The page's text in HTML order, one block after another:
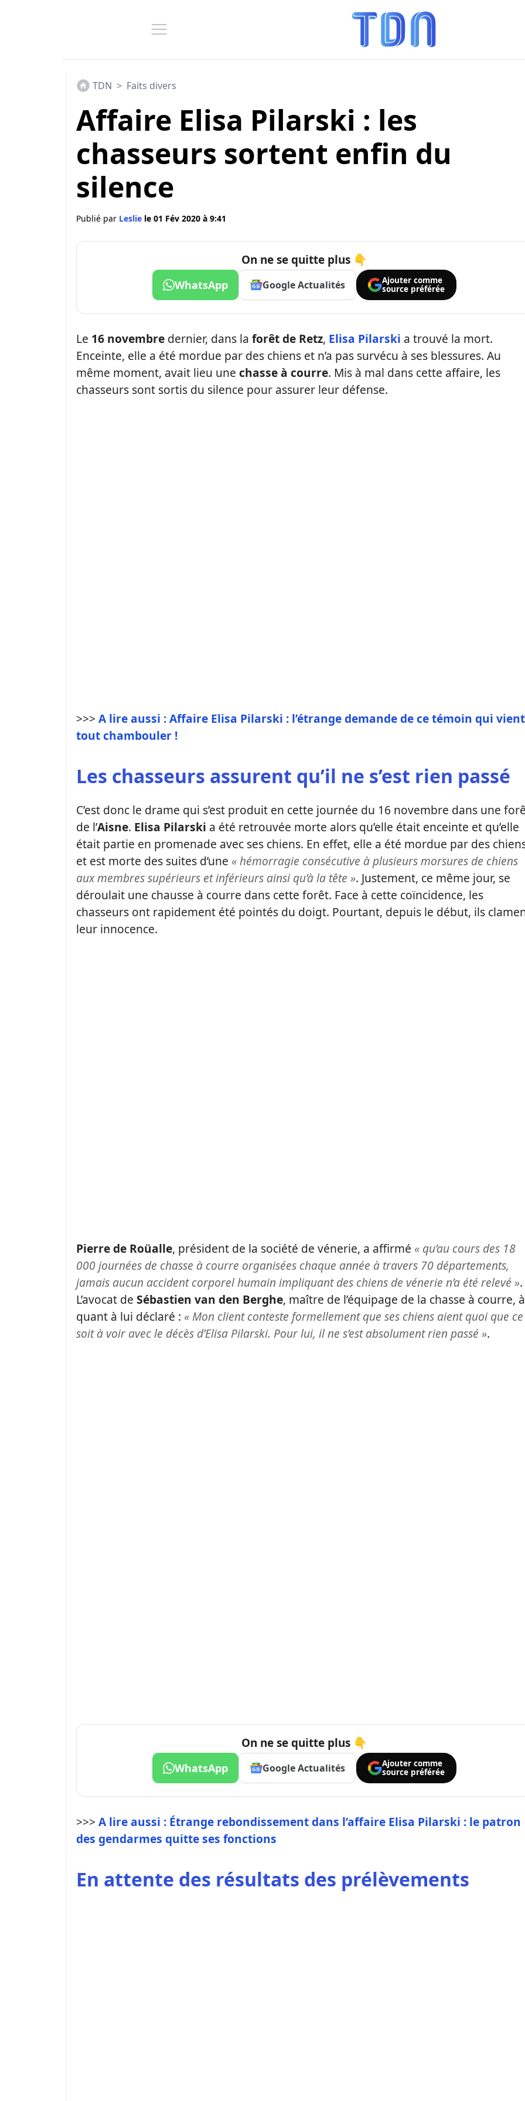
TDN > Faits divers
Affaire Elisa Pilarski : les
chasseurs sortent enfin du
silence
Publié par Leslie le 01 Fév 2020 à 9:41
On ne se quitte plus 👇
WhatsApp Google Actualités
Ajouter comme
source préférée
Le 16 novembre dernier, dans la forêt de Retz, Elisa Pilarski a trouvé la mort.
Enceinte, elle a été mordue par des chiens et n’a pas survécu à ses blessures. Au
même moment, avait lieu une chasse à courre. Mis à mal dans cette affaire, les
chasseurs sont sortis du silence pour assurer leur défense.
>>> A lire aussi : Affaire Elisa Pilarski : l’étrange demande de ce témoin qui vient
tout chambouler !
Les chasseurs assurent qu’il ne s’est rien passé
C’est donc le drame qui s’est produit en cette journée du 16 novembre dans une
de l’Aisne. Elisa Pilarski a été retrouvée morte alors qu’elle était enceinte et qu’elle
était partie en promenade avec ses chiens. En effet, elle a été mordue par des
et est morte des suites d’une « hémorragie consécutive à plusieurs morsures de chiens
aux membres supérieurs et inférieurs ainsi qu’à la tête ». Justement, ce même jour, se
déroulait une chausse à courre dans cette forêt. Face à cette coïncidence, les
chasseurs ont rapidement été pointés du doigt. Pourtant, depuis le début, ils
leur innocence.
Pierre de Roüalle, président de la société de vénerie, a affirmé « qu’au cours des 18
000 journées de chasse à courre organisées chaque année à travers 70 départements,
jamais aucun accident corporel humain impliquant des chiens de vénerie n’a été relevé ».
L’avocat de Sébastien van den Berghe, maître de l’équipage de la chasse à courre, à
quant à lui déclaré : « Mon client conteste formellement que ses chiens aient quoi que ce
soit à voir avec le décès d’Elisa Pilarski. Pour lui, il ne s’est absolument rien passé ».
On ne se quitte plus 👇
WhatsApp Google Actualités
Ajouter comme
source préférée
>>> A lire aussi : Étrange rebondissement dans l’affaire Elisa Pilarski : le patron
des gendarmes quitte ses fonctions
En attente des résultats des prélèvements